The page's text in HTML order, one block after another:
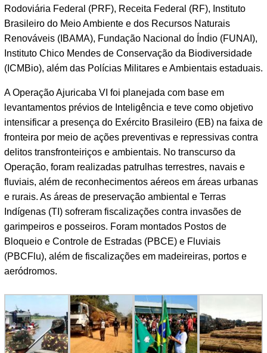
Rodoviária Federal (PRF), Receita Federal (RF), Instituto
Brasileiro do Meio Ambiente e dos Recursos Naturais
Renováveis (IBAMA), Fundação Nacional do Índio (FUNAI),
Instituto Chico Mendes de Conservação da Biodiversidade
(ICMBio), além das Polícias Militares e Ambientais estaduais.
A Operação Ajuricaba VI foi planejada com base em
levantamentos prévios de Inteligência e teve como objetivo
intensificar a presença do Exército Brasileiro (EB) na faixa de
fronteira por meio de ações preventivas e repressivas contra
delitos transfronteiriços e ambientais. No transcurso da
Operação, foram realizadas patrulhas terrestres, navais e
fluviais, além de reconhecimentos aéreos em áreas urbanas
e rurais. As áreas de preservação ambiental e Terras
Indígenas (TI) sofreram fiscalizações contra invasões de
garimpeiros e posseiros. Foram montados Postos de
Bloqueio e Controle de Estradas (PBCE) e Fluviais
(PBCFlu), além de fiscalizações em madeireiras, portos e
aeródromos.